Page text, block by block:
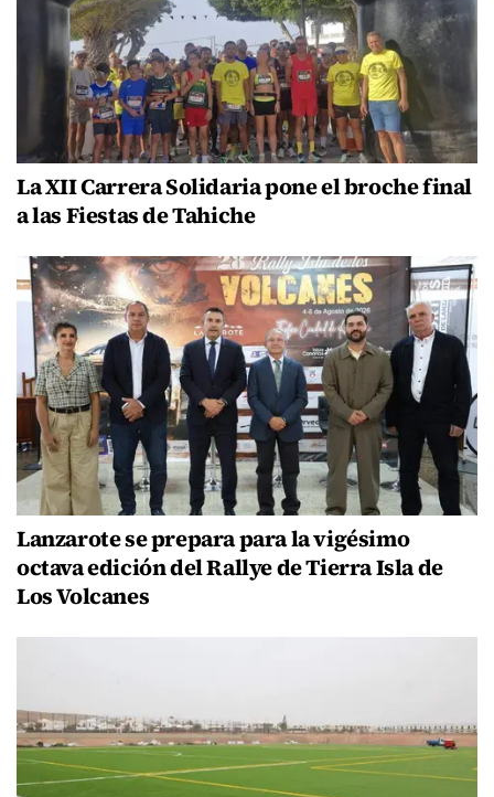
La XII Carrera Solidaria pone el broche final
a las Fiestas de Tahiche
Lanzarote se prepara para la vigésimo
octava edición del Rallye de Tierra Isla de
Los Volcanes